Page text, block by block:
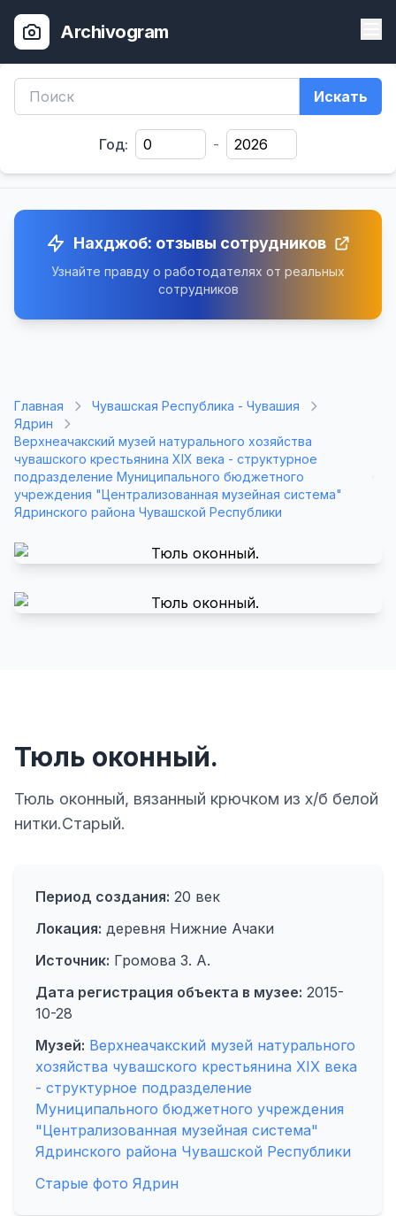
Archivogram
Искать
Год: -
Нахджоб: отзывы сотрудников
Узнайте правду о работодателях от реальных
сотрудников
Главная
Чувашская Республика - Чувашия
Ядрин
Верхнеачакский музей натурального хозяйства
чувашского крестьянина XIX века - структурное
подразделение Муниципального бюджетного
учреждения "Централизованная музейная система"
Ядринского района Чувашской Республики
Тюль оконный.
Тюль оконный, вязанный крючком из х/б белой
нитки.Старый.
Период создания: 20 век
Локация: деревня Нижние Ачаки
Источник: Громова З. А.
Дата регистрация объекта в музее: 2015-
10-28
Музей: Верхнеачакский музей натурального
хозяйства чувашского крестьянина XIX века
- структурное подразделение
Муниципального бюджетного учреждения
"Централизованная музейная система"
Ядринского района Чувашской Республики
Старые фото Ядрин